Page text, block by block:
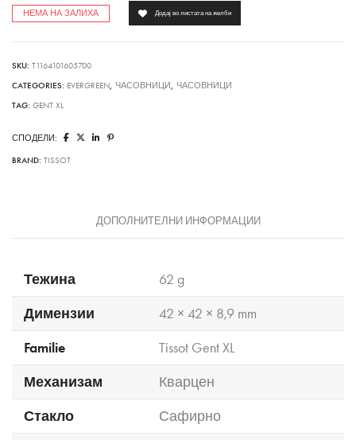
НЕМА НА ЗАЛИХА Додај во листата на желби
SKU: T1164101605700
CATEGORIES: EVERGREEN, ЧАСОВНИЦИ, ЧАСОВНИЦИ
TAG: GENT XL
СПОДЕЛИ:
BRAND: TISSOT
ДОПОЛНИТЕЛНИ ИНФОРМАЦИИ
Тежина
62 g
Димензии
42 × 42 × 8,9 mm
Familie
Tissot Gent XL
Механизам
Кварцен
Стакло
Сафирно